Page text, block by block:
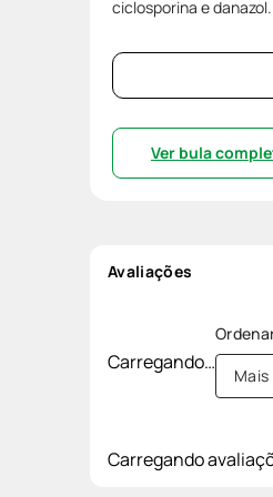
ciclosporina e danazol.
Ver bula
Avaliações
Carregando…
Carregando